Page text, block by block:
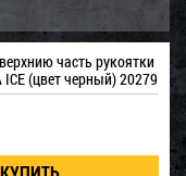
часть рукоятки
(цвет черный) 20279